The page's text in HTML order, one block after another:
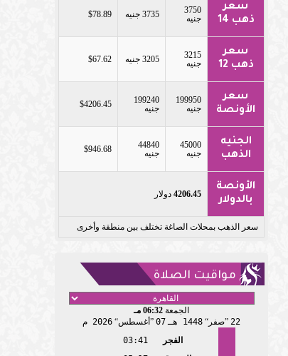
سعر
ذهب 14
3750
جنيه
3735 جنيه $78.89
سعر
ذهب 12
3215
جنيه
3205 جنيه $67.62
سعر
الأونصة
199950
جنيه
199240
جنيه
$4206.45
الجنيه
الذهب
45000
جنيه
44840
جنيه
$946.68
الأونصة
بالدولار
4206.45 دولار
سعر الذهب بمحلات الصاغة تختلف بين منطقة وأخرى
مواقيت الصلاة
الجمعة 06:32 مـ
22 صفر 1448 هـ 07 أغسطس 2026 م
الفجر
03:41